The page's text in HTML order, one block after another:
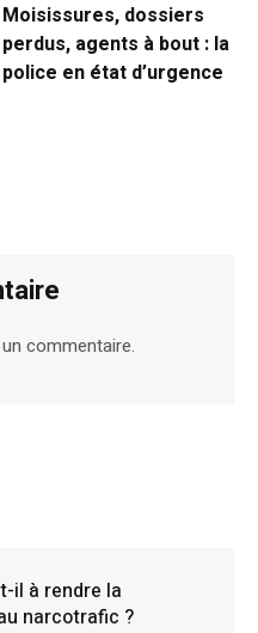
Moisissures, dossiers
perdus, agents à bout : la
police en état d’urgence
commentaire.
il à rendre la
narcotrafic ?